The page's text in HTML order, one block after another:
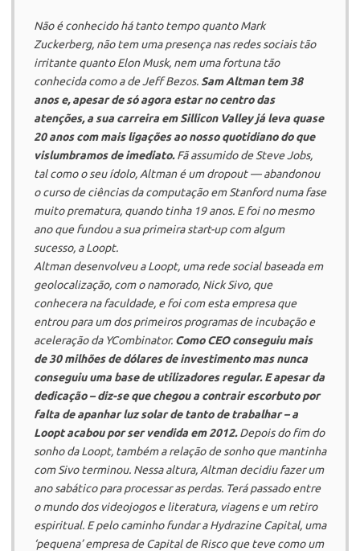
Não é conhecido há tanto tempo quanto Mark
Zuckerberg, não tem uma presença nas redes sociais tão
irritante quanto Elon Musk, nem uma fortuna tão
conhecida como a de Jeff Bezos. Sam Altman tem 38
anos e, apesar de só agora estar no centro das
atenções, a sua carreira em Sillicon Valley já leva quase
20 anos com mais ligações ao nosso quotidiano do que
vislumbramos de imediato.Fã assumido de Steve Jobs,
tal como o seu ídolo, Altman é umdropout— abandonou
o curso de ciências da computação em Stanford numa fase
muito prematura, quando tinha 19 anos. E foi no mesmo
ano que fundou a sua primeirastart-upcom algum
sucesso, aLoopt.
Altman desenvolveu aLoopt, uma rede social baseada em
geolocalização, com o namorado, Nick Sivo, que
conhecera na faculdade, e foi com esta empresa que
entrou para um dos primeiros programas de incubação e
aceleração da YCombinator. Como CEO conseguiu mais
de 30 milhões de dólares de investimento mas nunca
conseguiu uma base de utilizadores regular. E apesar da
dedicação – diz-se que chegou a contrair escorbuto por
falta de apanhar luz solar de tanto de trabalhar – a
Looptacabou por ser vendida em 2012.Depois do fim do
sonho daLoopt, também a relação de sonho que mantinha
com Sivo terminou. Nessa altura, Altman decidiu fazer um
ano sabático para processar as perdas. Terá passado entre
o mundo dos videojogos e literatura, viagens e um retiro
espiritual. E pelo caminho fundar aHydrazine Capital, uma
‘pequena’ empresa de Capital de Risco que teve como um